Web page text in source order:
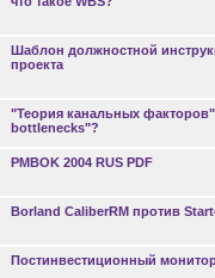
Шаблон должностной
проекта
"Теория канальных
bottlenecks"?
PMBOK 2004 RUS PDF
Borland CaliberRM против
Постинвестиционный